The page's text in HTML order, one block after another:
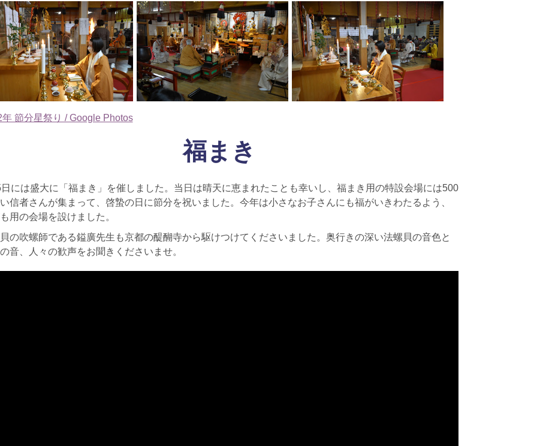
年 節分星祭り / Google Photos
福まき
には盛大に「福まき」を催しました。 当日は晴天に恵まれたことも幸いし、福まき用の特設会場には500
信者さんが集まって、啓蟄の日に節分を祝いました。 今年は小さなお子さんにも福がいきわたるよう、
用の会場を設けました。
の吹螺師である鎰廣先生も京都の醍醐寺から駆けつけてくださいました。奥行きの深い法螺貝の音色と
音、人々の歓声をお聞きくださいませ。